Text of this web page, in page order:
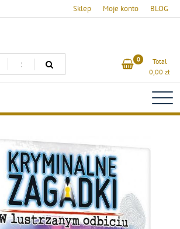
Sklep Moje konto BLOG
0
Total
0,00 zł